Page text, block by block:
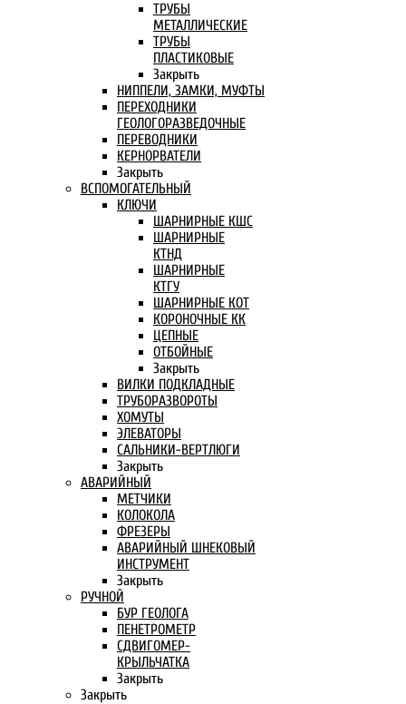
ТРУБЫ
МЕТАЛЛИЧЕСКИЕ
ТРУБЫ
ПЛАСТИКОВЫЕ
Закрыть
НИППЕЛИ, ЗАМКИ, МУФТЫ
ПЕРЕХОДНИКИ
ГЕОЛОГОРАЗВЕДОЧНЫЕ
ПЕРЕВОДНИКИ
КЕРНОРВАТЕЛИ
Закрыть
ВСПОМОГАТЕЛЬНЫЙ
КЛЮЧИ
ШАРНИРНЫЕ КШС
ШАРНИРНЫЕ
КТНД
ШАРНИРНЫЕ
КТГУ
ШАРНИРНЫЕ КОТ
КОРОНОЧНЫЕ КК
ЦЕПНЫЕ
ОТБОЙНЫЕ
Закрыть
ВИЛКИ ПОДКЛАДНЫЕ
ТРУБОРАЗВОРОТЫ
ХОМУТЫ
ЭЛЕВАТОРЫ
САЛЬНИКИ-ВЕРТЛЮГИ
Закрыть
АВАРИЙНЫЙ
МЕТЧИКИ
КОЛОКОЛА
ФРЕЗЕРЫ
АВАРИЙНЫЙ ШНЕКОВЫЙ
ИНСТРУМЕНТ
Закрыть
РУЧНОЙ
БУР ГЕОЛОГА
ПЕНЕТРОМЕТР
СДВИГОМЕР-
КРЫЛЬЧАТКА
Закрыть
Закрыть